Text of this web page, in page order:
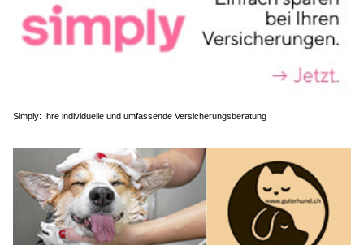
Simply: Ihre individuelle und umfassende Versicherungsberatung